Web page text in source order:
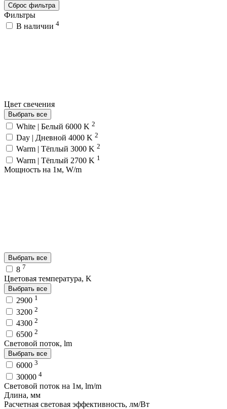
Сброс фильтра
Фильтры
В наличии 4
Цвет свечения
Выбрать все
White | Белый 6000 K 2
Day | Дневной 4000 K 2
Warm | Тёплый 3000 K 2
Warm | Тёплый 2700 K 1
Мощность на 1м, W/m
Выбрать все
8 7
Цветовая температура, K
Выбрать все
2900 1
3200 2
4300 2
6500 2
Световой поток, lm
Выбрать все
6000 3
30000 4
Световой поток на 1м, lm/m
Длина, мм
Расчетная световая эффективность, лм/Вт